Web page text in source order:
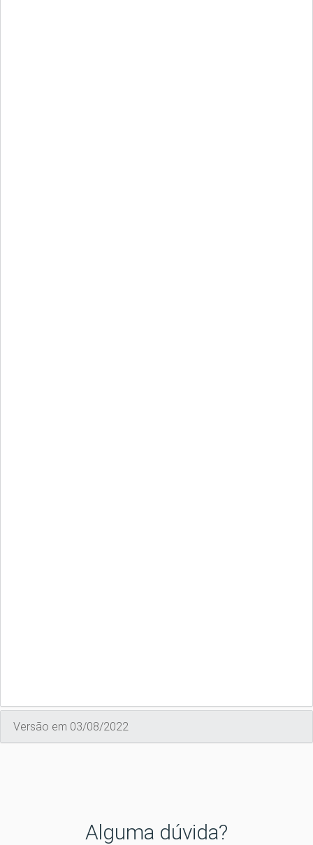
Versão em 03/08/2022
Alguma dúvida?